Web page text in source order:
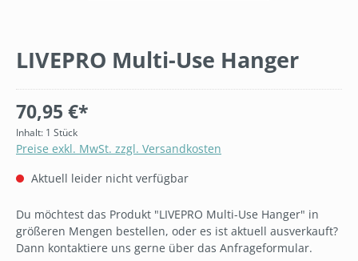
LIVEPRO Multi-Use Hanger
70,95 €*
Inhalt: 1 Stück
Preise exkl. MwSt. zzgl. Versandkosten
Aktuell leider nicht verfügbar
Du möchtest das Produkt "LIVEPRO Multi-Use Hanger" in
größeren Mengen bestellen, oder es ist aktuell ausverkauft?
Dann kontaktiere uns gerne über das Anfrageformular.